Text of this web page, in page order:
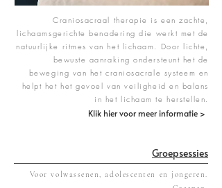
Craniosacraal therapie is een zachte,
lichaamsgerichte benadering die werkt met de
natuurlijke ritmes van het lichaam. Door lichte,
bewuste aanraking ondersteunt het de
beweging van het craniosacrale systeem en
helpt het het gevoel van veiligheid en balans
in het lichaam te herstellen.
Klik hier voor meer informatie >
Groepsessies
Voor volwassenen, adolescenten en jongeren.